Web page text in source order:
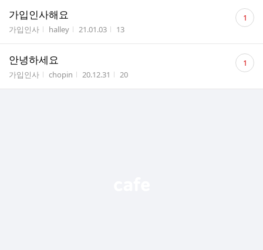
가입인사해요
게시판명
가입인사 작성자
halley 작성시간
21.01.03 조회수
13
댓
글 1
안녕하세요
게시판명
가입인사 작성자
chopin 작성시간
20.12.31 조회수
20
댓
글 1